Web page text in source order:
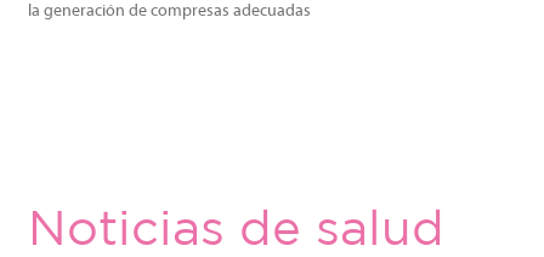
la generación de compresas adecuadas
Noticias de salud